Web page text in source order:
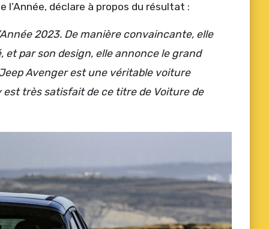
l’Année, déclare à propos du résultat :
2023. De manière convaincante, elle
et par son design, elle annonce le grand
Avenger est une véritable voiture
très satisfait de ce titre de Voiture de